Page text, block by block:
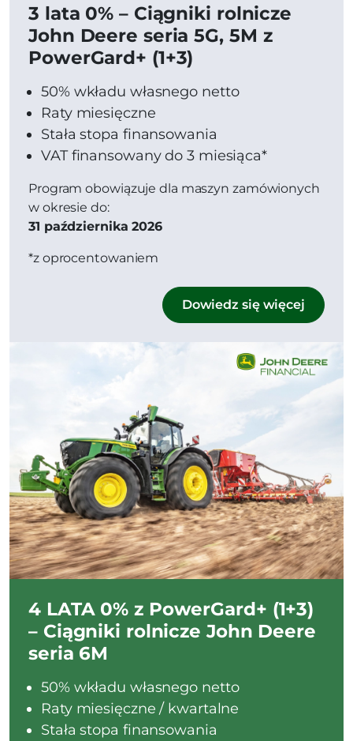
3 lata 0% – Ciągniki rolnicze
John Deere seria 5G, 5M z
PowerGard+ (1+3)
50% wkładu własnego netto
Raty miesięczne
Stała stopa finansowania
VAT finansowany do 3 miesiąca*
Program obowiązuje dla maszyn zamówionych
w okresie do:
31 października 2026
*z oprocentowaniem
Dowiedz się więcej
4 LATA 0% z PowerGard+ (1+3)
– Ciągniki rolnicze John Deere
seria 6M
50% wkładu własnego netto
Raty miesięczne / kwartalne
Stała stopa finansowania